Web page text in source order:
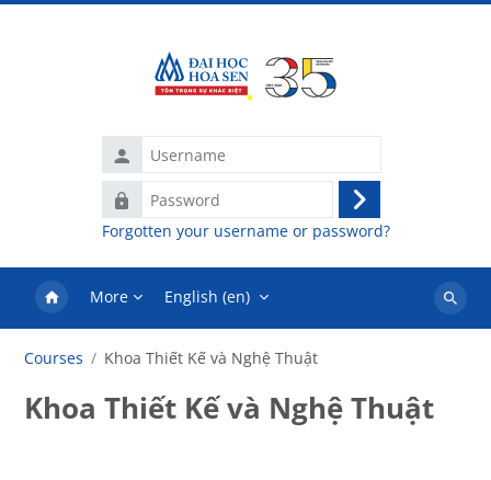
Username
Password
Log
in
Forgotten your username or password?
More English ‎(en)‎
Search
Courses Khoa Thiết Kế và Nghệ Thuật
Khoa Thiết Kế và Nghệ Thuật